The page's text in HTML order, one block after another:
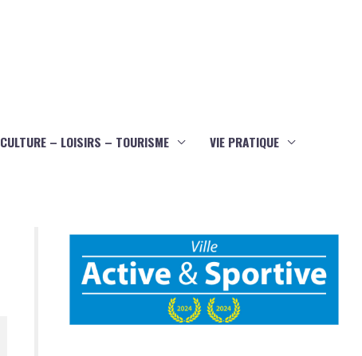
CULTURE – LOISIRS – TOURISME VIE PRATIQUE